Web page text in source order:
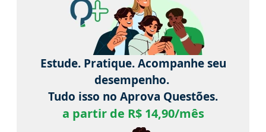
Estude. Pratique. Acompanhe seu
desempenho.
Tudo isso no Aprova Questões.
a partir de R$ 14,90/mês